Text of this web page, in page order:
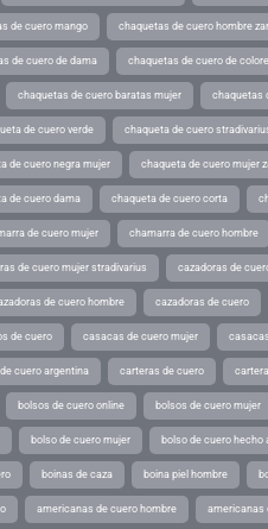
de cuero mango chaquetas de cuero hombre
de cuero de dama chaquetas de cuero de
chaquetas de cuero baratas mujer chaquetas
de cuero verde chaqueta de cuero
de cuero negra mujer chaqueta de cuero mujer
de cuero dama chaqueta de cuero corta
de cuero mujer chamarra de cuero hombre
de cuero mujer stradivarius cazadoras de
de cuero hombre cazadoras de cuero
de cuero casacas de cuero mujer
cuero argentina carteras de cuero
bolsos de cuero online bolsos de cuero mujer
bolso de cuero mujer bolso de cuero hecho
boinas de caza boina piel hombre
americanas de cuero hombre americanas